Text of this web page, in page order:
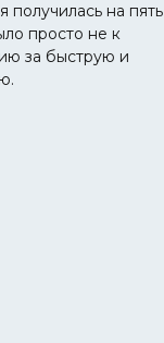
получилась на пять
просто не к
за быструю и